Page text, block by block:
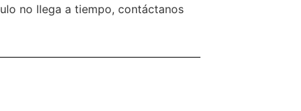
no llega a tiempo, contáctanos